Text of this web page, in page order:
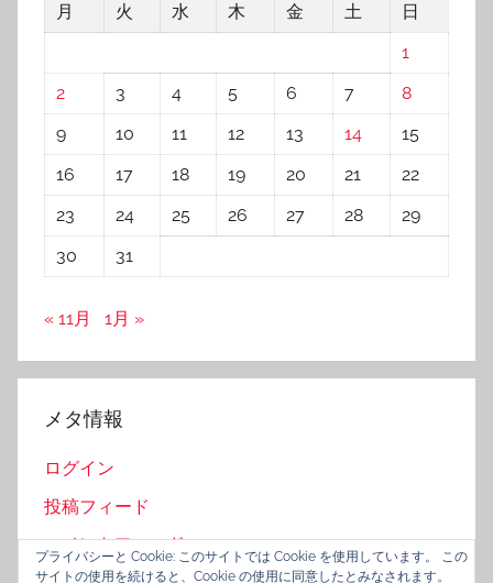
月
火 水 木 金 土
日
1
2
3 4 5 6 7
8
9
10 11 12 13 14
15
16
17 18 19 20 21
22
23
24 25 26 27 28
29
30
31
« 11月 1月 »
メタ情報
ログイン
投稿フィード
コメントフィード
プライバシーと Cookie: このサイトでは Cookie を使用しています。 この
サイトの使用を続けると、Cookie の使用に同意したとみなされます。